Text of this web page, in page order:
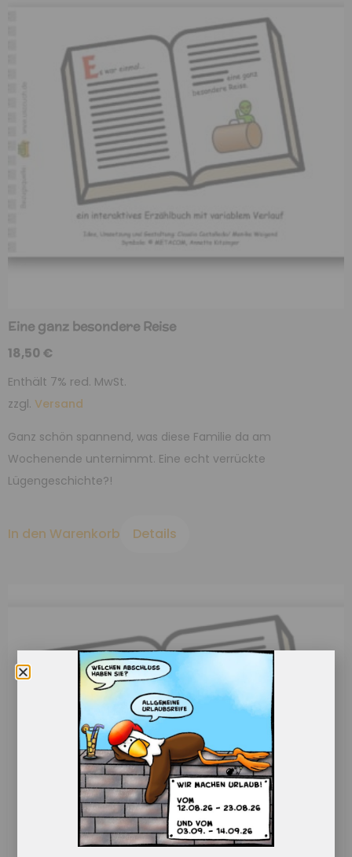
Eine ganz besondere Reise
18,50€
Enthält 7% red. MwSt.
zzgl. Versand
Ganz schön spannend, was diese Familie da am
Wochenende unternimmt. Eine echt verrückte
Lügengeschichte?!
In den Warenkorb Details